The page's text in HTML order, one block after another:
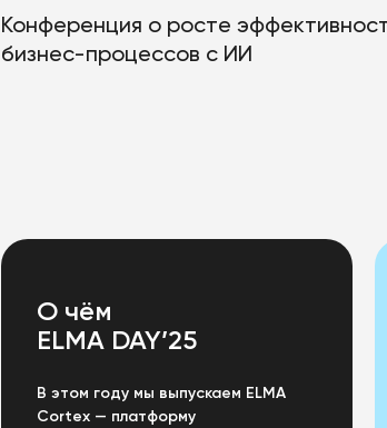
Конференция о росте
бизнес-процессов с ИИ
О чём
ELMA DAY’25
В этом году мы выпускаем ELMA
Cortex — платформу